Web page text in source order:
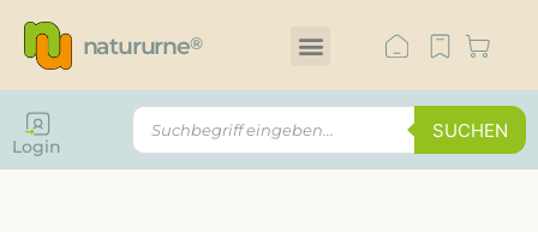
natururne®
SUCHEN
Login